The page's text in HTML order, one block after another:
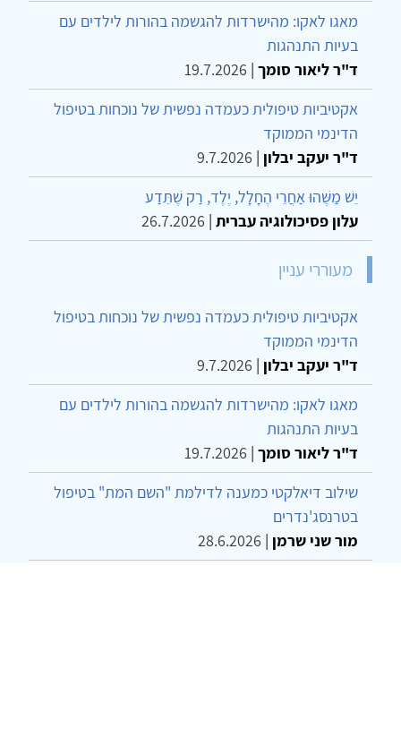
מאגו לאקו: מהישרדות להגשמה בהורות לילדים עם
בעיות התנהגות
ד"ר ליאור סומך |
19.7.2026
אקטיביות טיפולית כעמדה נפשית של נוכחות בטיפול
הדינמי הממוקד
ד"ר יעקב יבלון |
9.7.2026
יֵשׁ מַשֶּׁהוּ אַחֲרֵי הֶחָלָל, יֶלֶד, רַק שֶׁתֵּדַע
עלון פסיכולוגיה עברית |
26.7.2026
מעוררי עניין
אקטיביות טיפולית כעמדה נפשית של נוכחות בטיפול
הדינמי הממוקד
ד"ר יעקב יבלון |
9.7.2026
מאגו לאקו: מהישרדות להגשמה בהורות לילדים עם
בעיות התנהגות
ד"ר ליאור סומך |
19.7.2026
שילוב דיאלקטי כמענה לדילמת "השם המת" בטיפול
בטרנסג'נדרים
מור שני שרמן |
28.6.2026